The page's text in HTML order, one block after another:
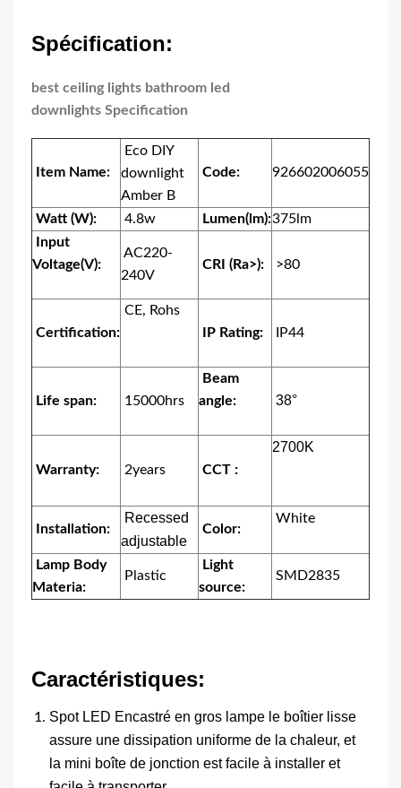
Spécification:
best ceiling lights bathroom led
downlights Specification
Item Name:
Eco DIY
downlight
Amber B
Code: 926602006055
Watt (W): 4.8w Lumen(lm):375lm
Input
Voltage(V):
AC220-
240V
CRI (Ra>): >80
Certification:
CE, Rohs
IP Rating:
IP44
Life span: 15000hrs
Beam
angle:
38°
Warranty: 2years CCT :
2700K
Installation:
Recessed
adjustable
Color:
White
Lamp Body
Materia:
Plastic
Light
source:
SMD2835
Caractéristiques:
Spot LED Encastré en gros lampe le boîtier lisse
assure une dissipation uniforme de la chaleur, et
la mini boîte de jonction est facile à installer et